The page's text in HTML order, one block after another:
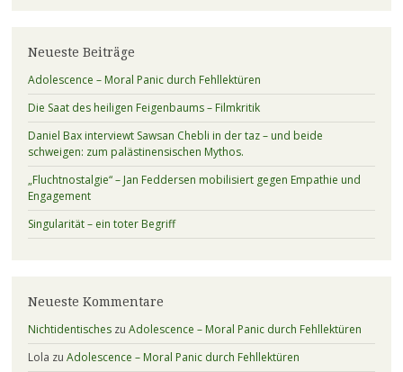
Neueste Beiträge
Adolescence – Moral Panic durch Fehllektüren
Die Saat des heiligen Feigenbaums – Filmkritik
Daniel Bax interviewt Sawsan Chebli in der taz – und beide
schweigen: zum palästinensischen Mythos.
„Fluchtnostalgie“ – Jan Feddersen mobilisiert gegen Empathie und
Engagement
Singularität – ein toter Begriff
Neueste Kommentare
Nichtidentischeszu Adolescence – Moral Panic durch Fehllektüren
Lola zu Adolescence – Moral Panic durch Fehllektüren